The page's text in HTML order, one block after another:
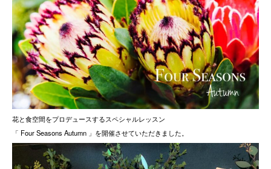
花と食空間をプロデュースするスペシャルレッスン
「 Four Seasons Autumn 」を開催させていただきました。